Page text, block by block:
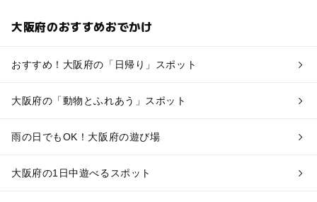
大阪府のおすすめおでかけ
おすすめ！大阪府の「日帰り」スポット
大阪府の「動物とふれあう」スポット
雨の日でもOK！大阪府の遊び場
大阪府の1日中遊べるスポット